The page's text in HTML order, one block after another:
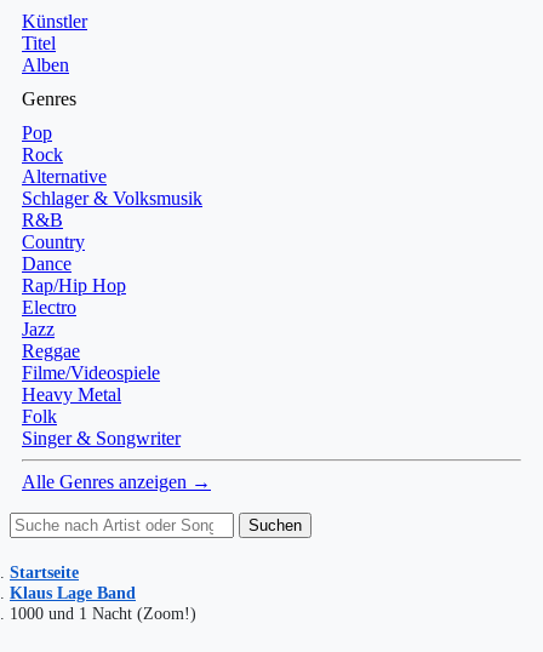
Künstler
Titel
Alben
Genres
Pop
Rock
Alternative
Schlager & Volksmusik
R&B
Country
Dance
Rap/Hip Hop
Electro
Jazz
Reggae
Filme/Videospiele
Heavy Metal
Folk
Singer & Songwriter
Alle Genres anzeigen →
Suchen
Startseite
Klaus Lage Band
1000 und 1 Nacht (Zoom!)